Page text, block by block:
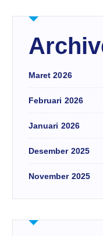
Maret 2026
Februari 2026
Januari 2026
Desember 2025
November 2025